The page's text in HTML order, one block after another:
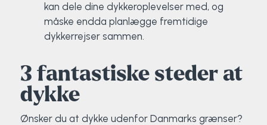
kan dele dine dykkeroplevelser med, og
måske endda planlægge fremtidige
dykkerrejser sammen.
3 fantastiske steder at
dykke
Ønsker du at dykke udenfor Danmarks grænser?